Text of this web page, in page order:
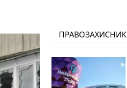
ПРАВОЗАХИСНИК